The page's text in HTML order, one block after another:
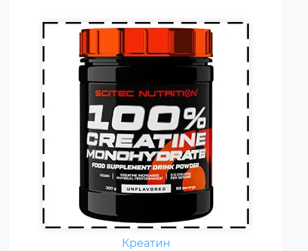
Креатин
Щодня кожному спортсмену
необхідні вітаміни групи В,